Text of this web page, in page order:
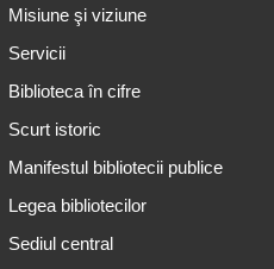
Misiune şi viziune
Servicii
Biblioteca în cifre
Scurt istoric
Manifestul bibliotecii publice
Legea bibliotecilor
Sediul central